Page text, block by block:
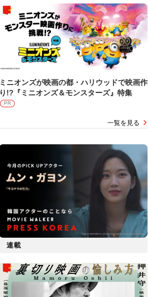
ミニオンズが映画の都・ハリウッドで映画作
り!?『ミニオンズ＆モンスターズ』特集
PR
一覧を見る
連載